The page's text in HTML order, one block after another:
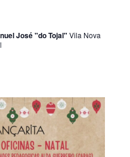
José "do Tojal" Vila Nova